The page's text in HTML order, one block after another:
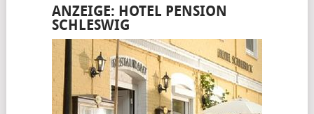
ANZEIGE: HOTEL PENSION
SCHLESWIG